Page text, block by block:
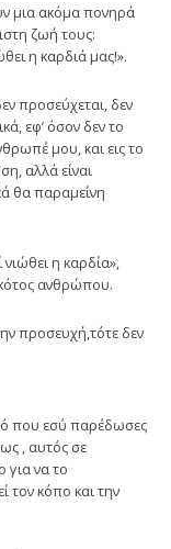
μια ακόμα πονηρά
ζωή τους:
η καρδιά μας!».
προσεύχεται, δεν
εφ’ όσον δεν το
μου, και εις το
αλλά είναι
θα παραμείνη
η καρδία»,
ανθρώπου.
προσευχή,τότε δεν
που εσύ παρέδωσες
, αυτός σε
για να το
τον κόπο και την